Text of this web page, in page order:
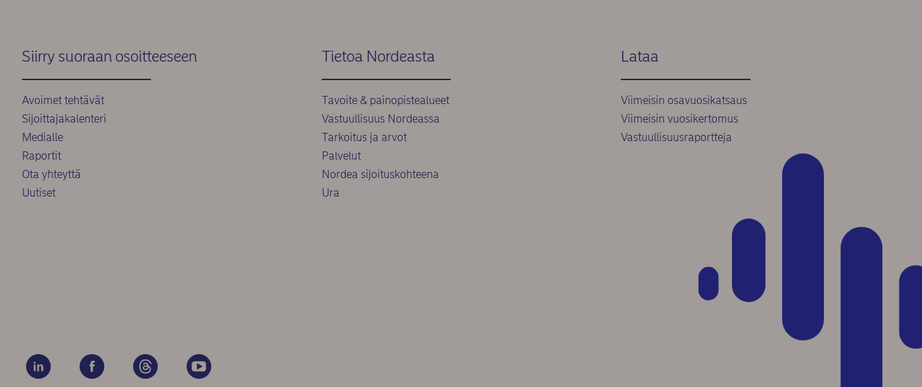
Siirry suoraan osoitteeseen
Avoimet tehtävät
Sijoittajakalenteri
Medialle
Raportit
Ota yhteyttä
Uutiset
Tietoa Nordeasta
Tavoite & painopistealueet
Vastuullisuus Nordeassa
Tarkoitus ja arvot
Palvelut
Nordea sijoituskohteena
Ura
Lataa
Viimeisin osavuosikatsaus
Viimeisin vuosikertomus
Vastuullisuusraportteja